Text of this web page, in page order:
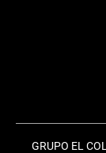
GRUPO EL